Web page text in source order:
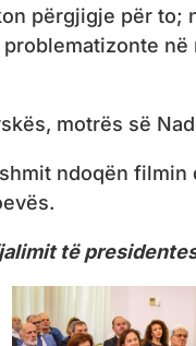
përgjigje për to;
motrës së
ndoqën
të